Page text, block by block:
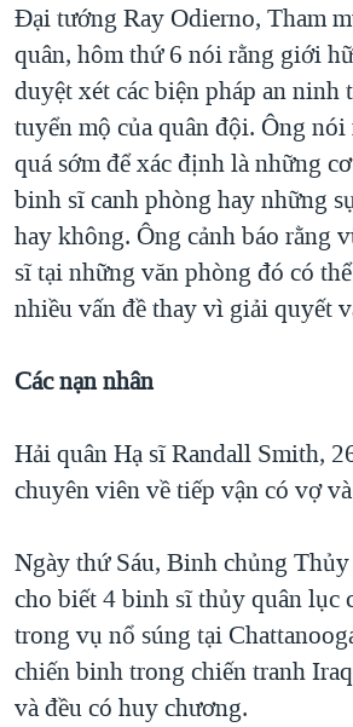
Đại tướng Ray Odierno, Tham
quân, hôm thứ 6 nói rằng giới
duyệt xét các biện pháp an ninh
tuyển mộ của quân đội. Ông
quá sớm để xác định là những
binh sĩ canh phòng hay những
hay không. Ông cảnh báo rằng
sĩ tại những văn phòng đó có
nhiều vấn đề thay vì giải quyết
Các nạn nhân
Hải quân Hạ sĩ Randall Smith,
chuyên viên về tiếp vận có vợ
Ngày thứ Sáu, Binh chủng
cho biết 4 binh sĩ thủy quân lục
trong vụ nổ súng tại
chiến binh trong chiến tranh
và đều có huy chương.